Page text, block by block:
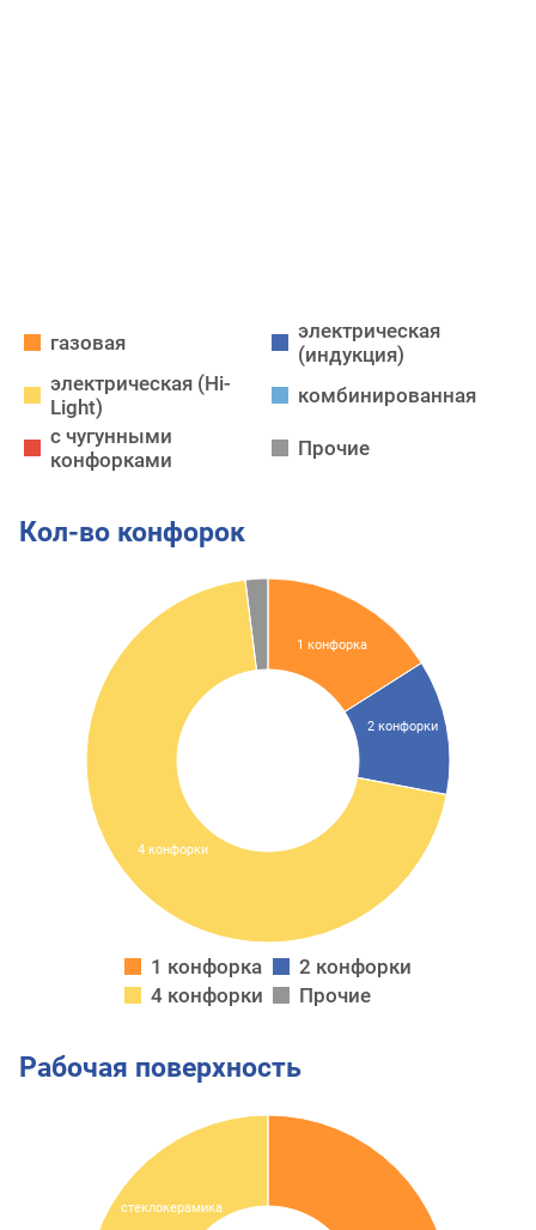
газовая
электрическая
(индукция)
электрическая (Hi-
Light)
комбинированная
с чугунными
конфорками
Прочие
Кол-во конфорок
1 конфорка
2 конфорки
4 конфорки
1 конфорка
2 конфорки
4 конфорки
Прочие
Рабочая поверхность
стеклокерамика